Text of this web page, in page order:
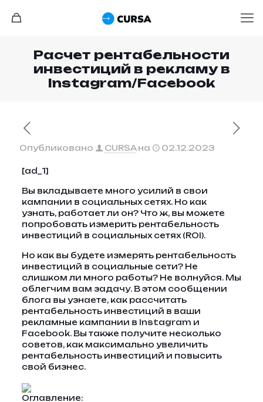
Расчет рентабельности
инвестиций в рекламу в
Instagram/Facebook
Опубликовано CURSA на 02.12.2023
[ad_1]
Вы вкладываете много усилий в свои
кампании в социальных сетях. Но как
узнать, работает ли он? Что ж, вы можете
попробовать измерить рентабельность
инвестиций в социальных сетях (ROI).
Но как вы будете измерять рентабельность
инвестиций в социальные сети? Не
слишком ли много работы? Не волнуйся. Мы
облегчим вам задачу. В этом сообщении
блога вы узнаете, как рассчитать
рентабельность инвестиций в ваши
рекламные кампании в Instagram и
Facebook. Вы также получите несколько
советов, как максимально увеличить
рентабельность инвестиций и повысить
свой бизнес.
Оглавление: